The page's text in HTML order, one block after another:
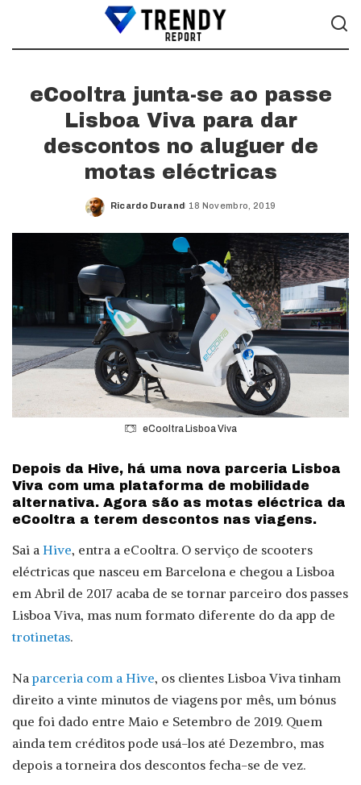
eCooltra junta-se ao passe
Lisboa Viva para dar
descontos no aluguer de
motas eléctricas
Posted
Ricardo Durand 18 Novembro, 2019
eCooltra Lisboa Viva
Depois da Hive, há uma nova parceria Lisboa
Viva com uma plataforma de mobilidade
alternativa. Agora são as motas eléctrica da
eCooltra a terem descontos nas viagens.
Sai a Hive, entra a eCooltra. O serviço de scooters
eléctricas que nasceu em Barcelona e chegou a Lisboa
em Abril de 2017 acaba de se tornar parceiro dos passes
Lisboa Viva, mas num formato diferente do da app de
trotinetas.
Naparceria com a Hive, os clientes Lisboa Viva tinham
direito a vinte minutos de viagens por mês, um bónus
que foi dado entre Maio e Setembro de 2019. Quem
ainda tem créditos pode usá-los até Dezembro, mas
depois a torneira dos descontos fecha-se de vez.